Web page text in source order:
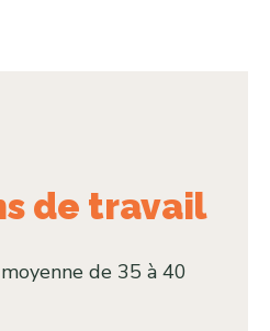
de travail
de 35 à 40